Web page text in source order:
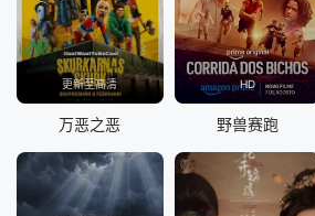
更新至高清
万恶之恶
HD
野兽赛跑